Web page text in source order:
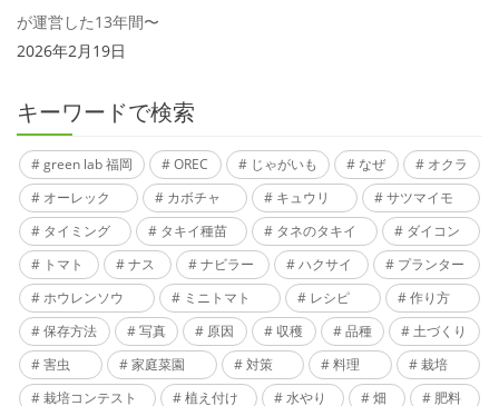
が運営した13年間〜
2026年2月19日
キーワードで検索
green lab 福岡 OREC じゃがいも なぜ
オクラ
オーレック
カボチャ キュウリ
サツマイモ
タイミング
タキイ種苗 タネのタキイ
ダイコン
トマト
ナス ナビラー ハクサイ
プランター
ホウレンソウ
ミニトマト レシピ
作り方
保存方法
写真 原因 収穫 品種
土づくり
害虫
家庭菜園 対策 料理
栽培
栽培コンテスト
植え付け 水やり 畑
肥料